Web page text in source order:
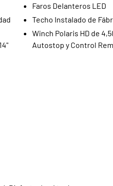
Faros Delanteros LED
Techo Instalado de
Winch Polaris HD de
Autostop y Control